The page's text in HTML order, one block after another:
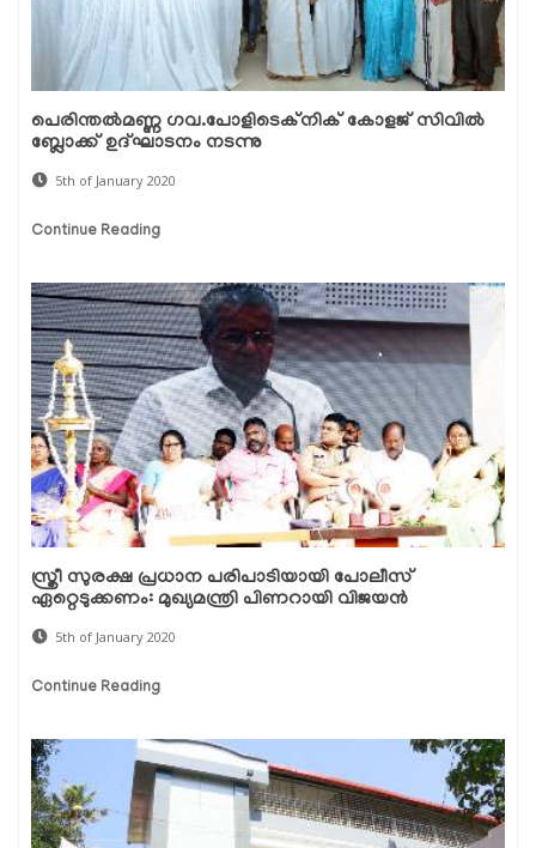
പെരിന്തല്‍മണ്ണ ഗവ.പോളിടെക്‌നിക് കോളജ് സിവില്‍
ബ്ലോക്ക് ഉദ്ഘാടനം നടന്നു
5th of January 2020
Continue Reading
സ്ത്രീ സുരക്ഷ പ്രധാന പരിപാടിയായി പോലീസ്
ഏറ്റെടുക്കണം: മുഖ്യമന്ത്രി പിണറായി വിജയന്‍
5th of January 2020
Continue Reading